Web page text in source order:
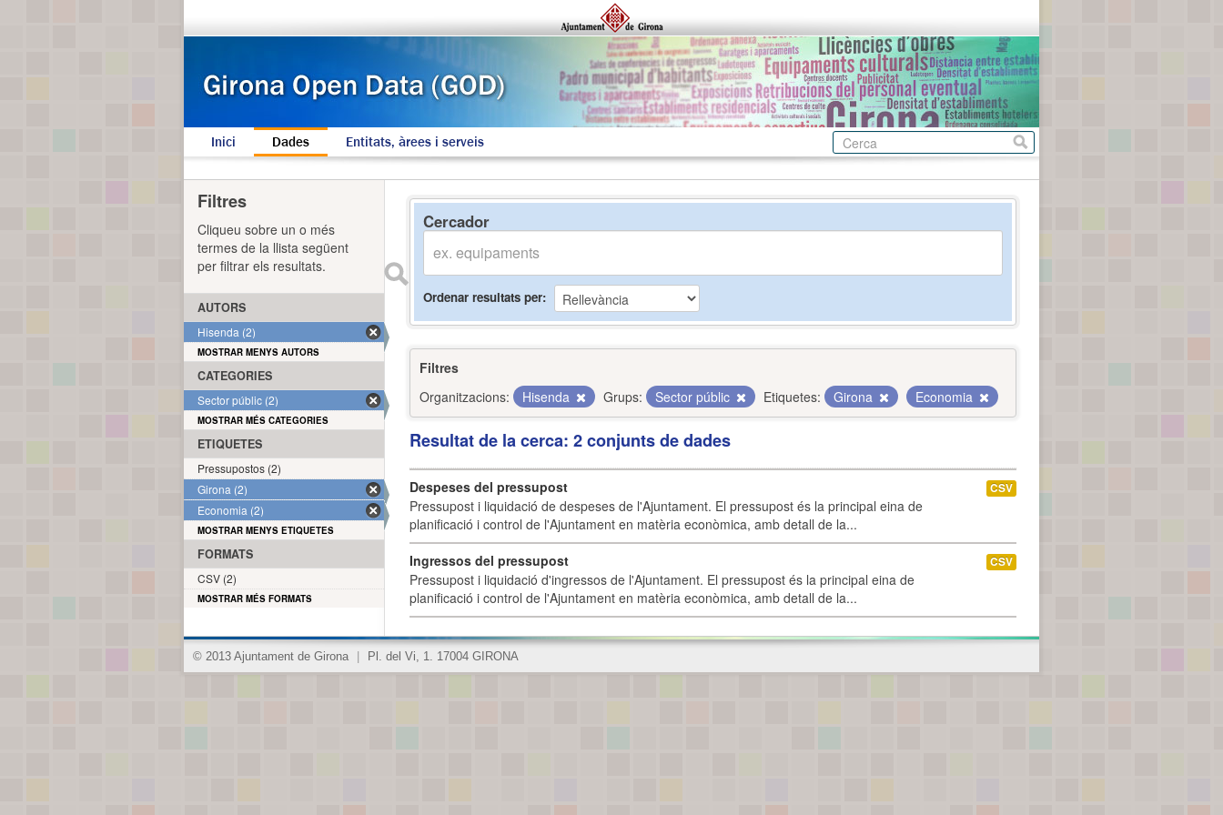
Inici Dades Entitats, àrees i serveis
Cercador
Ordenar resultats per
Filtres
Organitzacions:
Hisenda Grups: Sector públic Etiquetes: Girona Economia
Resultat de la cerca: 2 conjunts de dades
Despeses del pressupost
Pressupost i liquidació de despeses de l'Ajuntament. El pressupost és la principal eina de
planificació i control de l'Ajuntament en matèria econòmica, amb detall de la...
CSV
Ingressos del pressupost
Pressupost i liquidació d'ingressos de l'Ajuntament. El pressupost és la principal eina de
planificació i control de l'Ajuntament en matèria econòmica, amb detall de la...
CSV
Filtres
Cliqueu sobre un o més
termes de la llista següent
per filtrar els resultats.
AUTORS
Hisenda (2)
MOSTRAR MENYS AUTORS
CATEGORIES
Sector públic (2)
MOSTRAR MÉS CATEGORIES
ETIQUETES
Pressupostos (2)
Girona (2)
Economia (2)
MOSTRAR MENYS ETIQUETES
FORMATS
CSV (2)
MOSTRAR MÉS FORMATS
© 2013 Ajuntament de Girona Pl. del Vi, 1. 17004 GIRONA